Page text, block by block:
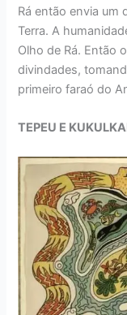
Rá então envia um
Terra. A
Olho de Rá. Então
divindades,
primeiro faraó do
TEPEU E